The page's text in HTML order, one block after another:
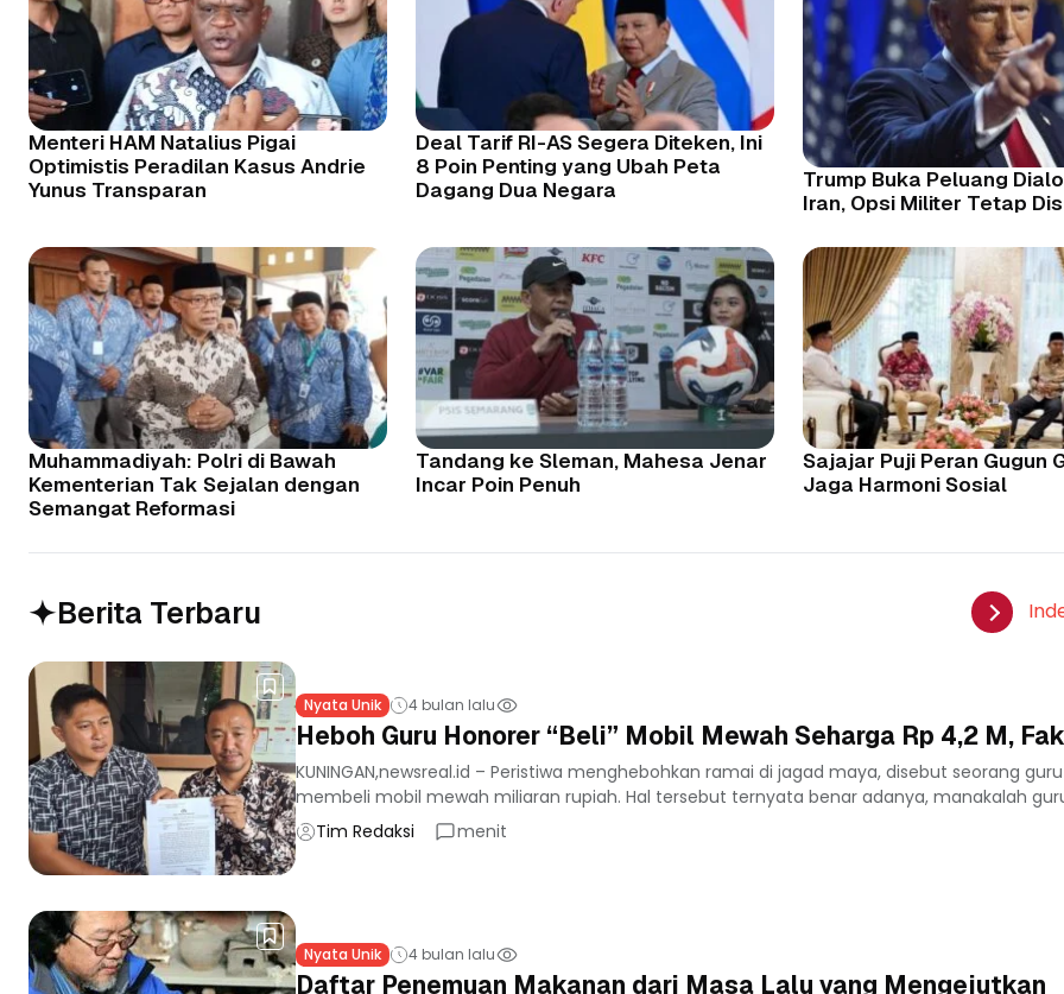
Menteri HAM Natalius Pigai
Optimistis Peradilan Kasus Andrie
Yunus Transparan
Deal Tarif RI-AS Segera Diteken, Ini
8 Poin Penting yang Ubah Peta
Dagang Dua Negara
Trump Buka Peluang
Iran, Opsi Militer Tetap
Muhammadiyah: Polri di Bawah
Kementerian Tak Sejalan dengan
Semangat Reformasi
Tandang ke Sleman, Mahesa Jenar
Incar Poin Penuh
Sajajar Puji Peran Gugun
Jaga Harmoni Sosial
Berita Terbaru
Nyata Unik 4 bulan lalu
Heboh Guru Honorer “Beli” Mobil Mewah Seharga Rp 4,2 M,
KUNINGAN,newsreal.id – Peristiwa menghebohkan ramai di jagad maya, disebut seorang
membeli mobil mewah miliaran rupiah. Hal tersebut ternyata benar adanya, manakalah
Tim Redaksi
menit
Nyata Unik 4 bulan lalu
Daftar Penemuan Makanan dari Masa Lalu yang Mengejutkan